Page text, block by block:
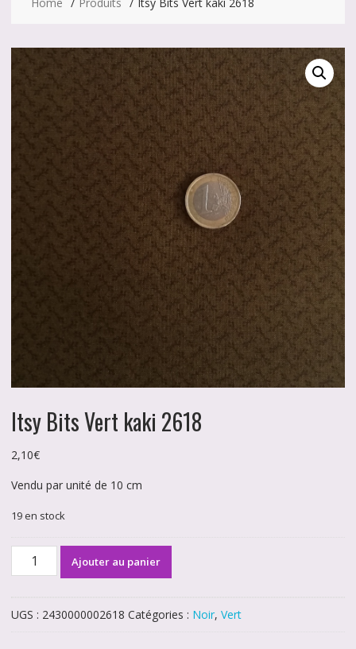
Itsy Bits Vert kaki 2618
2,10€
Vendu par unité de 10 cm
19 en stock
quantité
Vert
Ajouter au panier
UGS : 2430000002618 Catégories : Noir, Vert